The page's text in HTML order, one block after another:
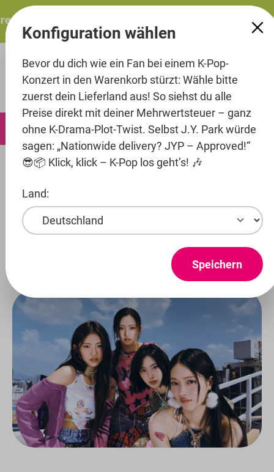
springen
ITZY – ITZY 3RD WORLD TOUR “TUNNEL
0
Artists
Grandline Group Entertainment
Produkte ansehen
Konfiguration wählen
Bevor du dich wie ein Fan bei einem K-Pop-
Konzert in den Warenkorb stürzt: Wähle bitte
zuerst dein Lieferland aus! So siehst du alle
Preise direkt mit deiner Mehrwertsteuer – ganz
ohne K-Drama-Plot-Twist. Selbst J.Y. Park würde
sagen: „Nationwide delivery? JYP – Approved!“
😎📦 Klick, klick – K-Pop los geht’s! 🎶
Land:
Speichern